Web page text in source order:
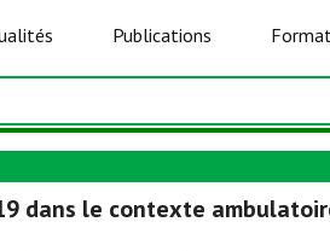
Publications
dans le contexte